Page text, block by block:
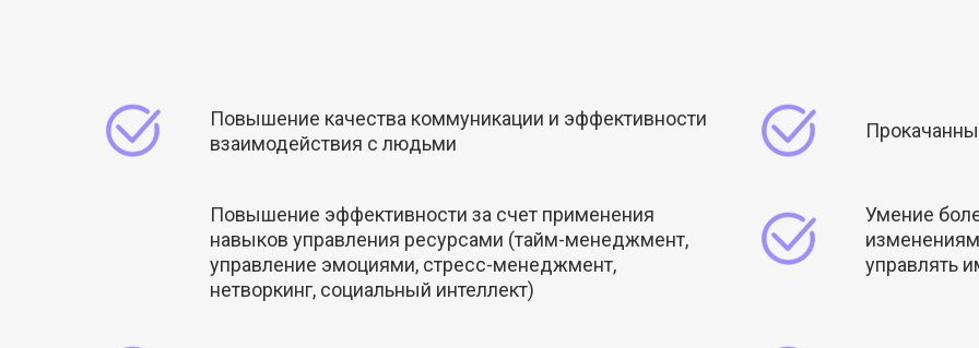
Повышение качества коммуникации и эффективности
взаимодействия с людьми
Повышение эффективности за счет применения
навыков управления ресурсами (тайм-менеджмент,
управление эмоциями, стресс-менеджмент,
нетворкинг, социальный интеллект)
Умение
управлять